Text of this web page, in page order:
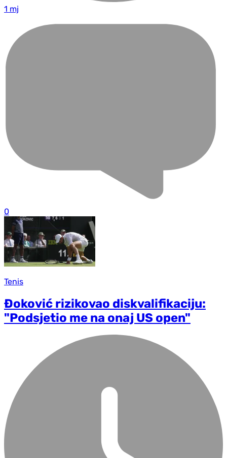
1 mj
0
Tenis
Đoković rizikovao diskvalifikaciju:
"Podsjetio me na onaj US open"